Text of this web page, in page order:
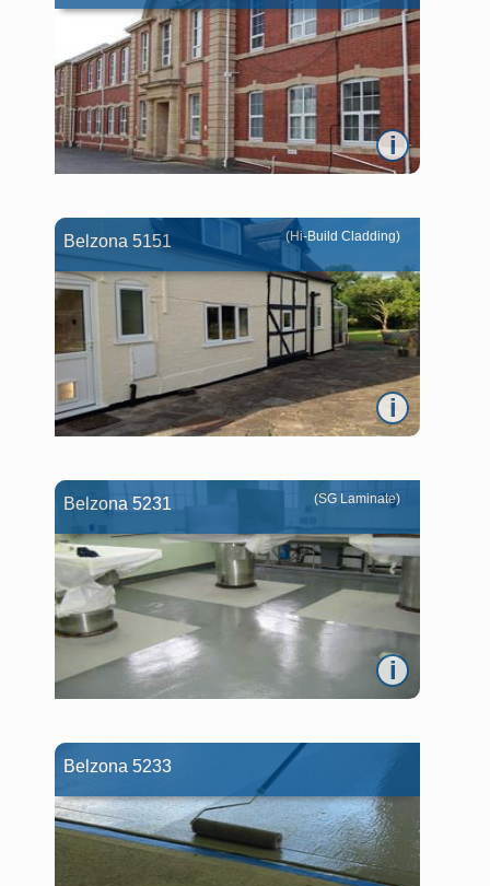
i
Belzona 5151
i
(Hi-Build Cladding)
Belzona 5231
i
(SG Laminate)
Belzona 5233